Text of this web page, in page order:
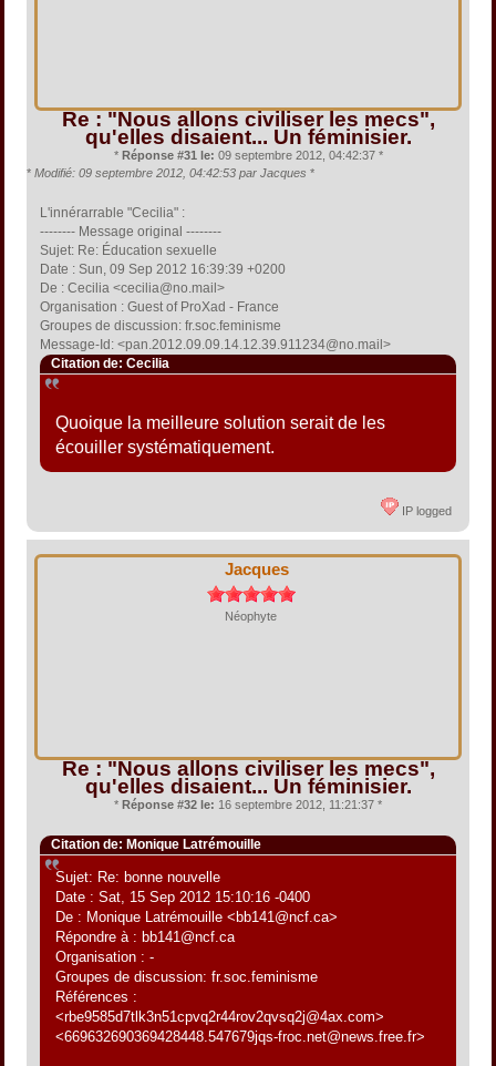
Re : "Nous allons civiliser les mecs",
qu'elles disaient... Un féminisier.
* Réponse #31 le: 09 septembre 2012, 04:42:37 *
* Modifié: 09 septembre 2012, 04:42:53 par Jacques *
L'innérarrable "Cecilia" :
-------- Message original --------
Sujet: Re: Éducation sexuelle
Date : Sun, 09 Sep 2012 16:39:39 +0200
De : Cecilia <cecilia@no.mail>
Organisation : Guest of ProXad - France
Groupes de discussion: fr.soc.feminisme
Message-Id: <pan.2012.09.09.14.12.39.911234@no.mail>
Citation de: Cecilia
Quoique la meilleure solution serait de les
écouiller systématiquement.
IP logged
Jacques
Néophyte
Re : "Nous allons civiliser les mecs",
qu'elles disaient... Un féminisier.
* Réponse #32 le: 16 septembre 2012, 11:21:37 *
Citation de: Monique Latrémouille
Sujet: Re: bonne nouvelle
Date : Sat, 15 Sep 2012 15:10:16 -0400
De : Monique Latrémouille <bb141@ncf.ca>
Répondre à : bb141@ncf.ca
Organisation : -
Groupes de discussion: fr.soc.feminisme
Références :
<rbe9585d7tlk3n51cpvq2r44rov2qvsq2j@4ax.com>
<669632690369428448.547679jqs-froc.net@news.free.fr>